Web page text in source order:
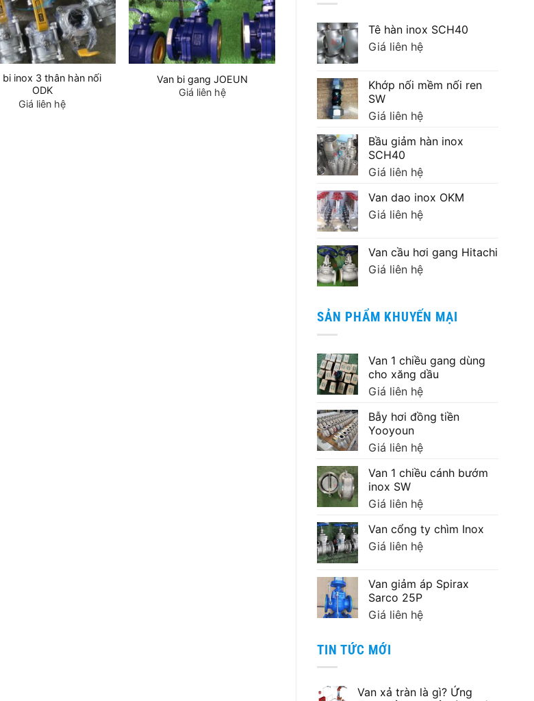
Tê hàn inox SCH40
Giá liên hệ
Khớp nối mềm nối ren
SW
Giá liên hệ
Bầu giảm hàn inox
SCH40
Giá liên hệ
Van dao inox OKM
Giá liên hệ
Van cầu hơi gang Hitachi
Giá liên hệ
SẢN PHẨM KHUYẾN MẠI
Van 1 chiều gang dùng
cho xăng dầu
Giá liên hệ
Bẫy hơi đồng tiền
Yooyoun
Giá liên hệ
Van 1 chiều cánh bướm
inox SW
Giá liên hệ
Van cổng ty chìm Inox
Giá liên hệ
Van giảm áp Spirax
Sarco 25P
Giá liên hệ
TIN TỨC MỚI
Van xả tràn là gì? Ứng
bi inox 3 thân hàn nối
ODK
Giá liên hệ
Van bi gang JOEUN
Giá liên hệ
Van bi inox 3 thân nối ren
EMICO
Giá liên hệ